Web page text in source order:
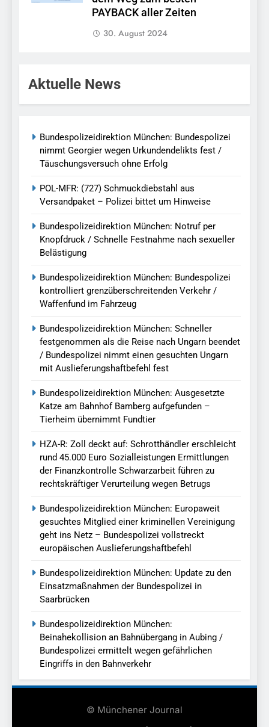
PAYBACK aller Zeiten
30. August 2024
Aktuelle News
Bundespolizeidirektion München: Bundespolizei
nimmt Georgier wegen Urkundendelikts fest /
Täuschungsversuch ohne Erfolg
POL-MFR: (727) Schmuckdiebstahl aus
Versandpaket – Polizei bittet um Hinweise
Bundespolizeidirektion München: Notruf per
Knopfdruck / Schnelle Festnahme nach sexueller
Belästigung
Bundespolizeidirektion München: Bundespolizei
kontrolliert grenzüberschreitenden Verkehr /
Waffenfund im Fahrzeug
Bundespolizeidirektion München: Schneller
festgenommen als die Reise nach Ungarn beendet
/ Bundespolizei nimmt einen gesuchten Ungarn
mit Auslieferungshaftbefehl fest
Bundespolizeidirektion München: Ausgesetzte
Katze am Bahnhof Bamberg aufgefunden –
Tierheim übernimmt Fundtier
HZA-R: Zoll deckt auf: Schrotthändler erschleicht
rund 45.000 Euro Sozialleistungen Ermittlungen
der Finanzkontrolle Schwarzarbeit führen zu
rechtskräftiger Verurteilung wegen Betrugs
Bundespolizeidirektion München: Europaweit
gesuchtes Mitglied einer kriminellen Vereinigung
geht ins Netz – Bundespolizei vollstreckt
europäischen Auslieferungshaftbefehl
Bundespolizeidirektion München: Update zu den
Einsatzmaßnahmen der Bundespolizei in
Saarbrücken
Bundespolizeidirektion München:
Beinahekollision an Bahnübergang in Aubing /
Bundespolizei ermittelt wegen gefährlichen
Eingriffs in den Bahnverkehr
© Münchener Journal